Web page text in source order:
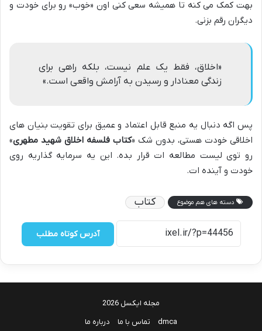
بهت کمک می کنه تا همیشه سعی کنی اون «خوب» رو برای خودت و
دیگران رقم بزنی.
«اخلاق، فقط یک علم نیست، بلکه راهی برای
زندگی معنادار و رسیدن به آرامش واقعی است.»
پس اگه دنبال یه منبع قابل اعتماد و عمیق برای تقویت بنیان های
اخلاقی خودت هستی، بدون شک «کتاب فلسفه اخلاق شهید مطهری»
رو توی لیست مطالعه ات قرار بده. این یه سرمایه گذاریه روی
خودت و آینده ات.
دسته های هم موضوع کتاب
آدرس کوتاه مطلب
مجله ایکسل 2026
dmca
تماس با ما درباره ما